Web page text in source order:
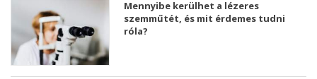
Mennyibe kerülhet a lézeres
szemműtét, és mit érdemes tudni
róla?